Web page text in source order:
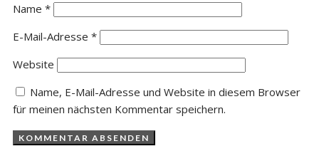
Name *
E-Mail-Adresse *
Website
Name, E-Mail-Adresse und Website in diesem Browser
für meinen nächsten Kommentar speichern.